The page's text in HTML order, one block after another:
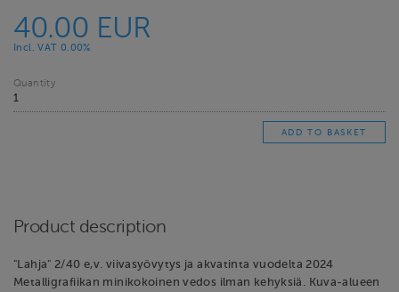
40.00 EUR
Incl. VAT 0.00%
Quantity
Product description
"Lahja" 2/40 e,v. viivasyövytys ja akvatinta vuodelta 2024
Metalligrafiikan minikokoinen vedos ilman kehyksiä. Kuva-alueen